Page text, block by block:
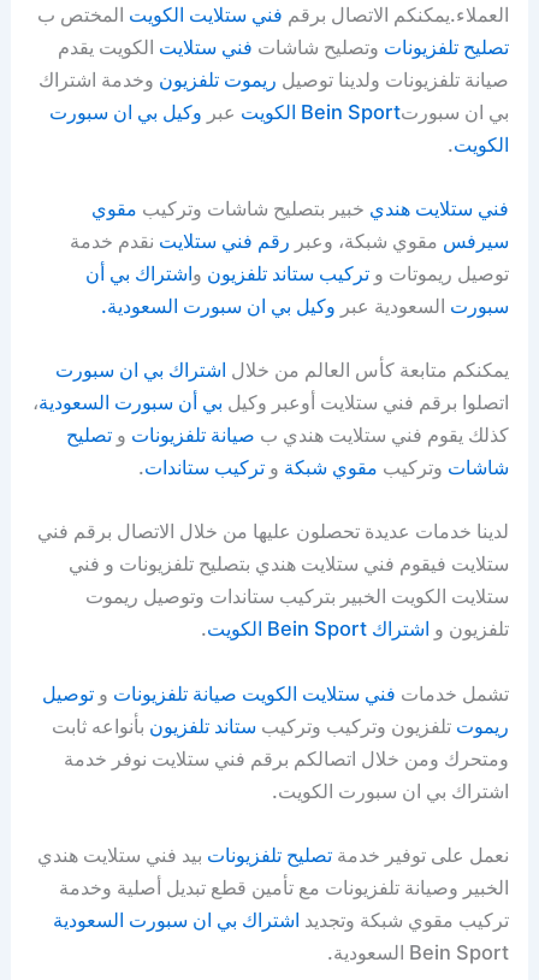
العملاء.يمكنكم الاتصال برقم فني ستلايت الكويت المختص ب
تصليح تلفزيونات وتصليح شاشات فني ستلايت الكويت يقدم
صيانة تلفزيونات ولدينا توصيل ريموت تلفزيون وخدمة اشتراك
بي ان سبورتBein Sport الكويت عبر وكيل بي ان سبورت
الكويت.
فني ستلايت هندي خبير بتصليح شاشات وتركيب مقوي
سيرفس مقوي شبكة، وعبر رقم فني ستلايت نقدم خدمة
توصيل ريموتات وتركيب ستاند تلفزيون واشتراك بي أن
سبورت السعودية عبر وكيل بي ان سبورت السعودية.
يمكنكم متابعة كأس العالم من خلال اشتراك بي ان سبورت
اتصلوا برقم فني ستلايت أوعبر وكيل بي أن سبورت السعودية،
كذلك يقوم فني ستلايت هندي ب صيانة تلفزيونات وتصليح
شاشات وتركيب مقوي شبكة وتركيب ستاندات.
لدينا خدمات عديدة تحصلون عليها من خلال الاتصال برقم فني
ستلايت فيقوم فني ستلايت هندي بتصليح تلفزيونات و فني
ستلايت الكويت الخبير بتركيب ستاندات وتوصيل ريموت
تلفزيون و اشتراك Bein Sport الكويت .
تشمل خدمات فني ستلايت الكويت صيانة تلفزيونات وتوصيل
ريموت تلفزيون وتركيب وتركيب ستاند تلفزيون بأنواعه ثابت
ومتحرك ومن خلال اتصالكم برقم فني ستلايت نوفر خدمة
اشتراك بي ان سبورت الكويت.
نعمل على توفير خدمةتصليح تلفزيونات بيد فني ستلايت هندي
الخبير وصيانة تلفزيونات مع تأمين قطع تبديل أصلية وخدمة
تركيب مقوي شبكة وتجديد اشتراك بي ان سبورت السعودية
Bein Sport السعودية.